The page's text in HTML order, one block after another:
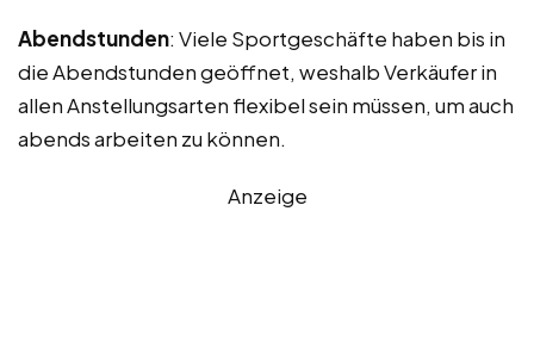
Abendstunden: Viele Sportgeschäfte haben bis in
die Abendstunden geöffnet, weshalb Verkäufer in
allen Anstellungsarten flexibel sein müssen, um auch
abends arbeiten zu können.
Anzeige